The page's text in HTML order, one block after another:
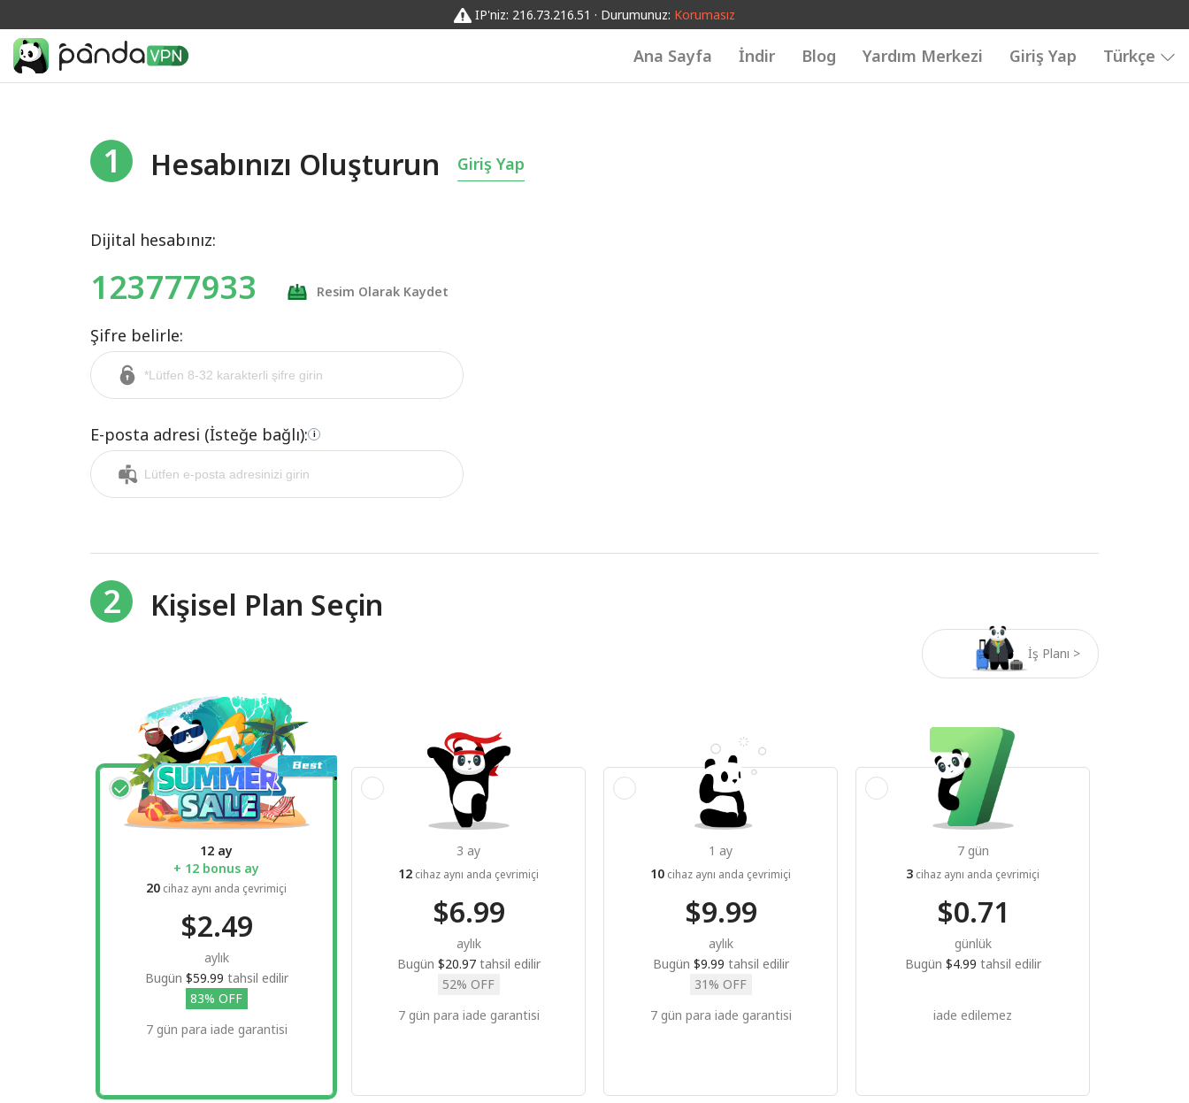
IP'niz: 216.73.216.51 · Durumunuz: Korumasız
Ana Sayfa İndir Blog Yardım Merkezi Giriş Yap Türkçe
1 Hesabınızı Oluşturun Giriş Yap
Dijital hesabınız:
123777933 Resim Olarak Kaydet
Şifre belirle:
E-posta adresi (İsteğe bağlı): i
2 Kişisel Plan Seçin
İş Planı >
12 ay
+ 12 bonus ay
20 cihaz aynı anda çevrimiçi
$2.49
aylık
Bugün $59.99 tahsil edilir
83% OFF
7 gün para iade garantisi
3 ay
12 cihaz aynı anda çevrimiçi
$6.99
aylık
Bugün $20.97tahsil edilir
52% OFF
7 gün para iade garantisi
1 ay
10 cihaz aynı anda çevrimiçi
$9.99
aylık
Bugün $9.99 tahsil edilir
31% OFF
7 gün para iade garantisi
7 gün
3 cihaz aynı anda çevrimiçi
$0.71
günlük
Bugün $4.99 tahsil edilir
iade edilemez